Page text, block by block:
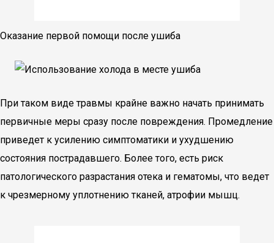
Оказание первой помощи после ушиба
При таком виде травмы крайне важно начать принимать
первичные меры сразу после повреждения. Промедление
приведет к усилению симптоматики и ухудшению
состояния пострадавшего. Более того, есть риск
патологического разрастания отека и гематомы, что ведет
к чрезмерному уплотнению тканей, атрофии мышц.